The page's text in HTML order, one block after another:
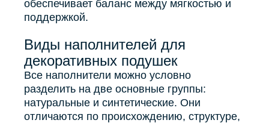
обеспечивает баланс между мягкостью и
поддержкой.
Виды наполнителей для
декоративных подушек
Все наполнители можно условно
разделить на две основные группы:
натуральные и синтетические. Они
отличаются по происхождению, структуре,